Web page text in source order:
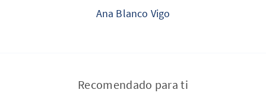
Ana Blanco Vigo
Recomendado para ti